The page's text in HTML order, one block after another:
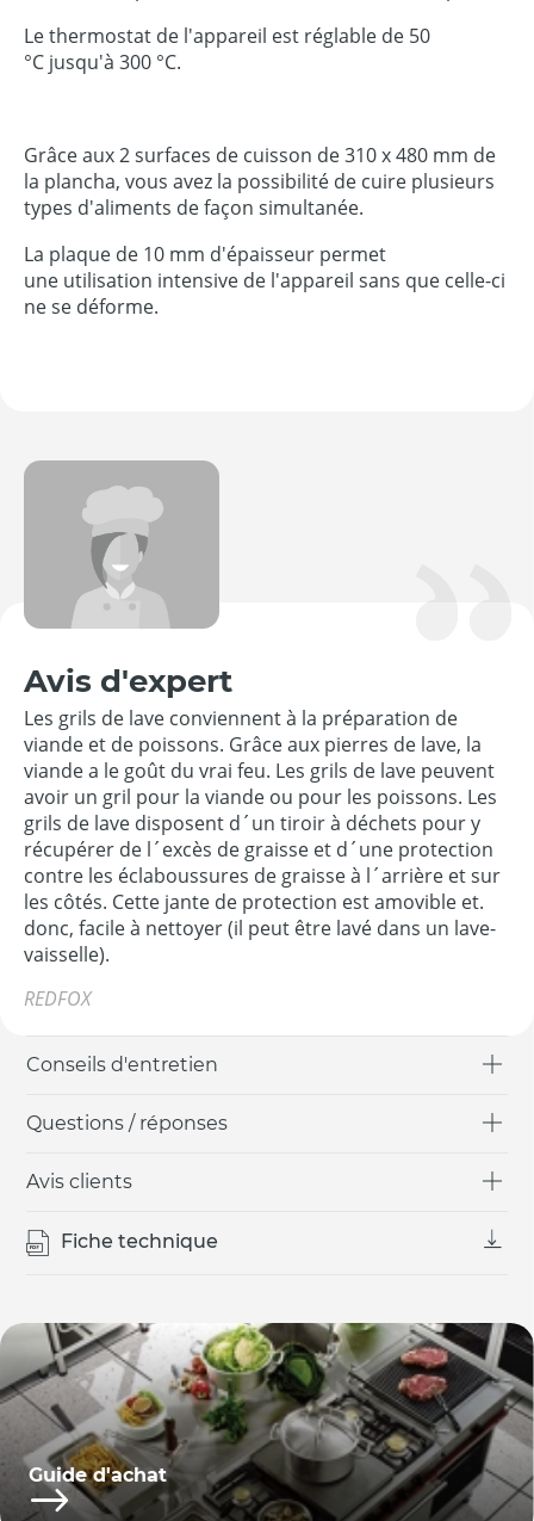
Conseils d'entretien
Questions / réponses
Avis clients
Fiche technique
Guide d'achat
Le thermostat de l'appareil est réglable de 50
°C jusqu'à 300 °C.
Grâce aux 2 surfaces de cuisson de 310 x 480 mm de
la plancha, vous avez la possibilité de cuire plusieurs
types d'aliments de façon simultanée.
La plaque de 10 mm d'épaisseur permet
une utilisation intensive de l'appareil sans que celle-ci
ne se déforme.
Avis d'expert
Les grils de lave conviennent à la préparation de
viande et de poissons. Grâce aux pierres de lave, la
viande a le goût du vrai feu. Les grils de lave peuvent
avoir un gril pour la viande ou pour les poissons. Les
grils de lave disposent d´un tiroir à déchets pour y
récupérer de l´excès de graisse et d´une protection
contre les éclaboussures de graisse à l´arrière et sur
les côtés. Cette jante de protection est amovible et.
donc, facile à nettoyer (il peut être lavé dans un lave-
vaisselle).
REDFOX